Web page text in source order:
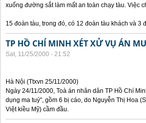
xuống đường sắt làm mất an toàn chạy tàu. Việc
15 đoàn tàu, trong đó, có 12 đoàn tàu khách và
TP HỒ CHÍ MINH XÉT XỬ VỤ ÁN
Sat, 11/25/2000 - 21:52
Hà Nội (Ttxvn 25/11/2000)
Ngày 24/11/2000, Toà án nhân dân TP Hồ Chí
dụng ma tuý", gồm 6 bị cáo, do Nguyễn Thị Hoa
Việt kiều Mỹ) cầm đầu.